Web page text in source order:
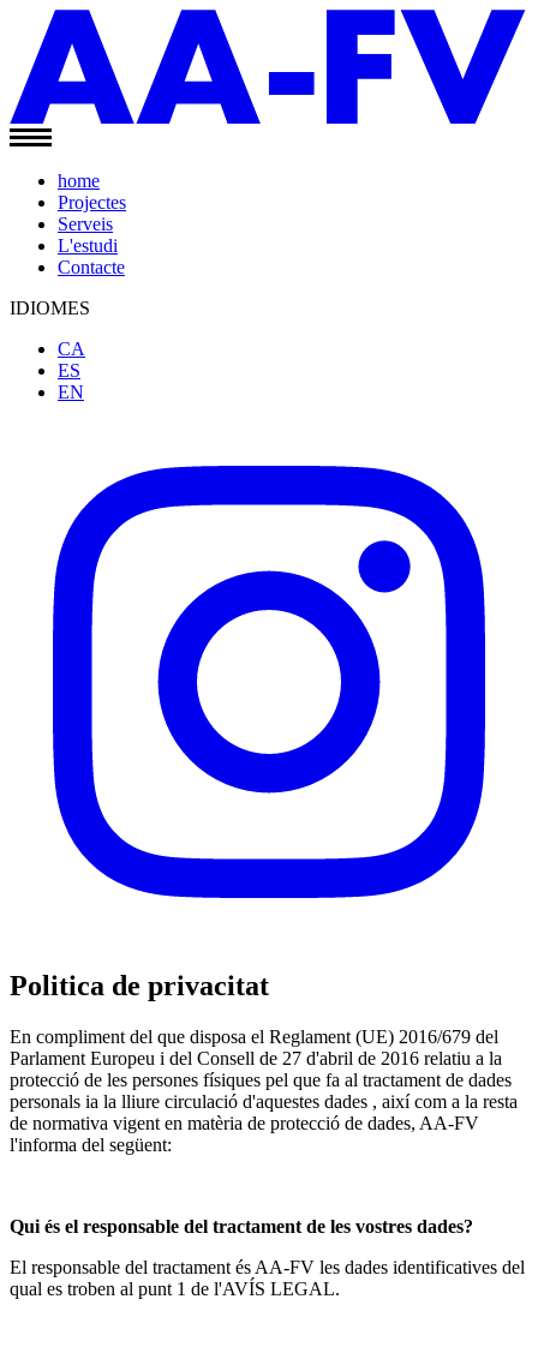
home
Projectes
Serveis
L'estudi
Contacte
IDIOMES
CA
ES
EN
Politica de privacitat
En compliment del que disposa el Reglament (UE) 2016/679 del
Parlament Europeu i del Consell de 27 d'abril de 2016 relatiu a la
protecció de les persones físiques pel que fa al tractament de dades
personals ia la lliure circulació d'aquestes dades , així com a la resta
de normativa vigent en matèria de protecció de dades, AA-FV
l'informa del següent:
Qui és el responsable del tractament de les vostres dades?
El responsable del tractament és AA-FV les dades identificatives del
qual es troben al punt 1 de l'AVÍS LEGAL.